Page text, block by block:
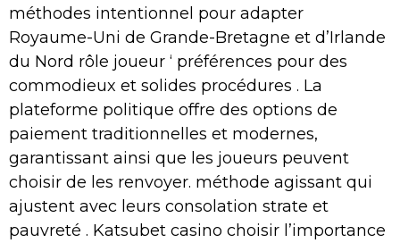
méthodes intentionnel pour adapter
Royaume-Uni de Grande-Bretagne et d’Irlande
du Nord rôle joueur ‘ préférences pour des
commodieux et solides procédures . La
plateforme politique offre des options de
paiement traditionnelles et modernes,
garantissant ainsi que les joueurs peuvent
choisir de les renvoyer. méthode agissant qui
ajustent avec leurs consolation strate et
pauvreté . Katsubet casino choisir l’importance